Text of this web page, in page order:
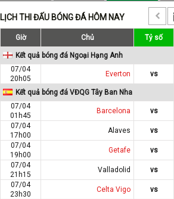
LỊCH THI ĐẤU BÓNG ĐÁ HÔM NAY
Giờ Chủ Tỷ số
Kết quả bóng đá Ngoại Hạng Anh
07/04
20h05
Everton vs
Kết quả bóng đá VĐQG Tây Ban Nha
07/04
01h45
Barcelona vs
07/04
17h00
Alaves vs
07/04
19h00
Getafe vs
07/04
21h15
Valladolid vs
07/04
23h30
Celta Vigo vs